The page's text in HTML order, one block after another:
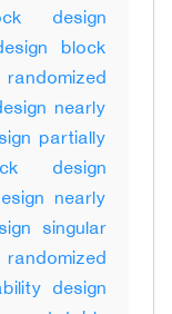
design
block
nearly
partially
design
nearly
singular
design